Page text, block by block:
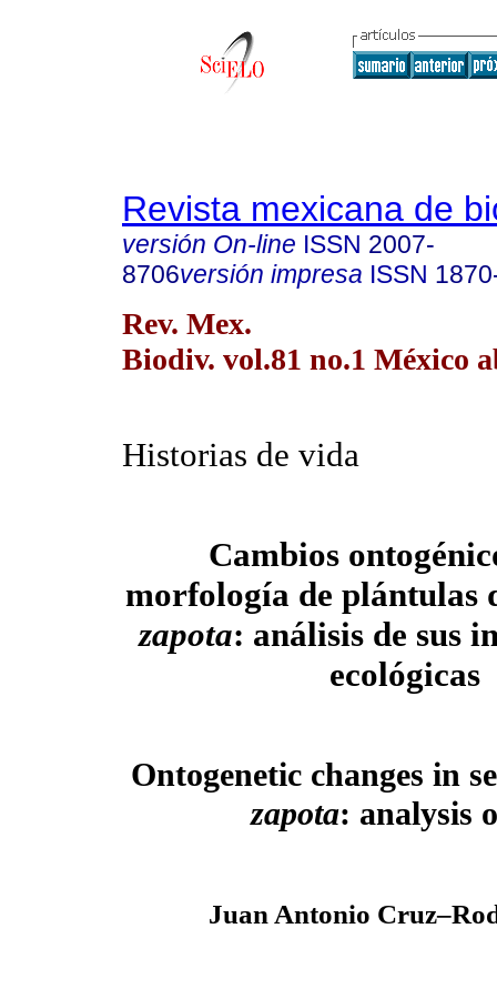
Revista mexicana de
versión On-line ISSN 2007-
8706versión impresa ISSN
Rev. Mex.
Biodiv. vol.81 no.1 México
Historias de vida
Cambios
morfología de plántulas
zapota: análisis de sus
ecológicas
Ontogenetic changes in
zapota: analysis
Juan Antonio